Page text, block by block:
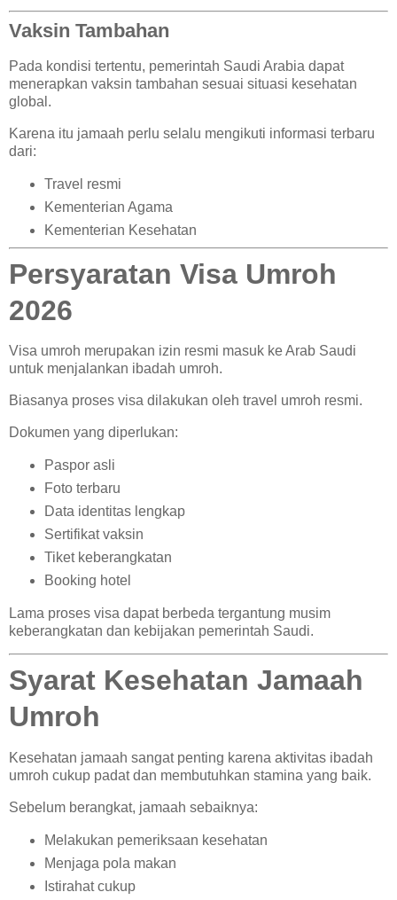
Vaksin Tambahan
Pada kondisi tertentu, pemerintah Saudi Arabia dapat
menerapkan vaksin tambahan sesuai situasi kesehatan
global.
Karena itu jamaah perlu selalu mengikuti informasi terbaru
dari:
Travel resmi
Kementerian Agama
Kementerian Kesehatan
Persyaratan Visa Umroh
2026
Visa umroh merupakan izin resmi masuk ke Arab Saudi
untuk menjalankan ibadah umroh.
Biasanya proses visa dilakukan oleh travel umroh resmi.
Dokumen yang diperlukan:
Paspor asli
Foto terbaru
Data identitas lengkap
Sertifikat vaksin
Tiket keberangkatan
Booking hotel
Lama proses visa dapat berbeda tergantung musim
keberangkatan dan kebijakan pemerintah Saudi.
Syarat Kesehatan Jamaah
Umroh
Kesehatan jamaah sangat penting karena aktivitas ibadah
umroh cukup padat dan membutuhkan stamina yang baik.
Sebelum berangkat, jamaah sebaiknya:
Melakukan pemeriksaan kesehatan
Menjaga pola makan
Istirahat cukup